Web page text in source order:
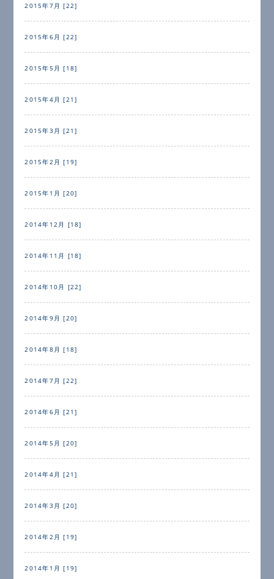
2015年7月 [22]
2015年6月 [22]
2015年5月 [18]
2015年4月 [21]
2015年3月 [21]
2015年2月 [19]
2015年1月 [20]
2014年12月 [18]
2014年11月 [18]
2014年10月 [22]
2014年9月 [20]
2014年8月 [18]
2014年7月 [22]
2014年6月 [21]
2014年5月 [20]
2014年4月 [21]
2014年3月 [20]
2014年2月 [19]
2014年1月 [19]